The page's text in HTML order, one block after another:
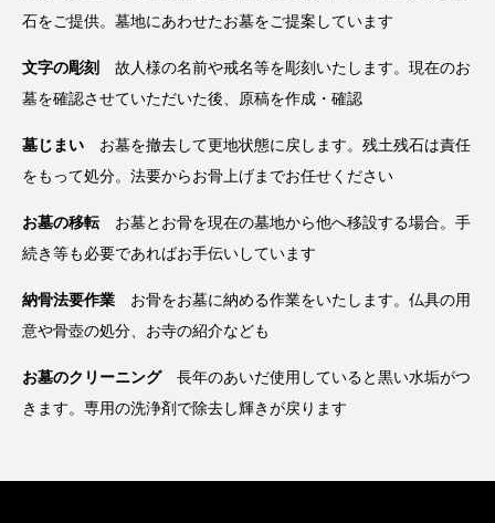
石をご提供。墓地にあわせたお墓をご提案しています
文字の彫刻
故人様の名前や戒名等を彫刻いたします。現在のお
墓を確認させていただいた後、原稿を作成・確認
墓じまい お墓を撤去して更地状態に戻します。残土残石は責任
をもって処分。法要からお骨上げまでお任せください
お墓の移転お墓とお骨を現在の墓地から他へ移設する場合。手
続き等も必要であればお手伝いしています
納骨法要作業 お骨をお墓に納める作業をいたします。仏具の用
意や骨壺の処分、お寺の紹介なども
お墓のクリーニング長年のあいだ使用していると黒い水垢がつ
きます。専用の洗浄剤で除去し輝きが戻ります